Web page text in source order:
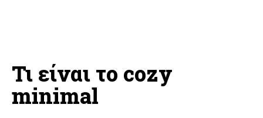
Τι είναι το cozy
minimal